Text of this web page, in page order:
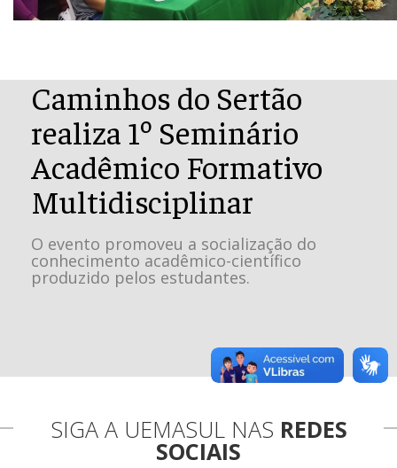
Caminhos do Sertão
realiza 1º Seminário
Acadêmico Formativo
Multidisciplinar
O evento promoveu a socialização do
conhecimento acadêmico-científico
produzido pelos estudantes.
SIGA A UEMASUL NAS REDES
SOCIAIS